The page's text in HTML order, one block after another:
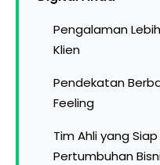
Pengalaman
Klien
Pendekatan
Feeling
Tim Ahli yang
Pertumbuhan